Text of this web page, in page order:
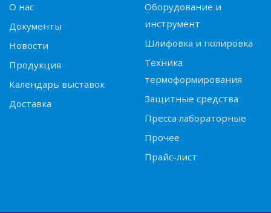
О нас
Документы
Новости
Продукция
Календарь выставок
Доставка
Оборудование и
инструмент
Шлифовка и полировка
Техника
термоформирования
Защитные средства
Пресса лабораторные
Прочее
Прайс-лист